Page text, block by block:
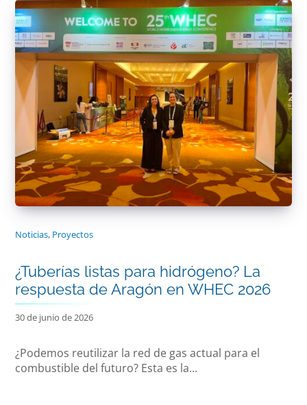
Noticias, Proyectos
¿Tuberías listas para hidrógeno? La
respuesta de Aragón en WHEC 2026
30 de junio de 2026
¿Podemos reutilizar la red de gas actual para el
combustible del futuro? Esta es la...